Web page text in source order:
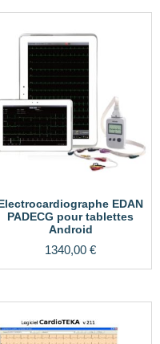
EDAN
PADECG pour tablettes
Android
1340,00 €